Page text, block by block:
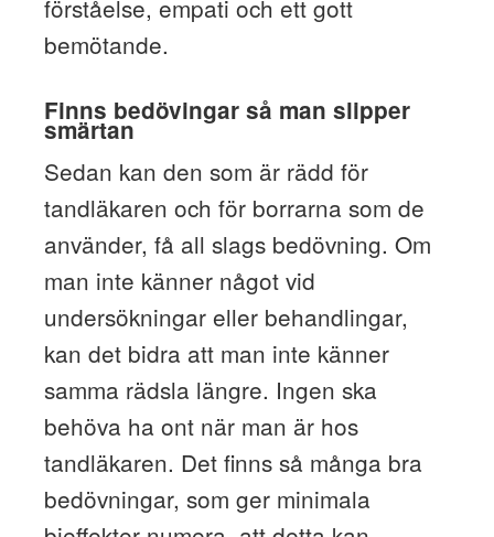
förståelse, empati och ett gott
bemötande.
Finns bedövingar så man slipper
smärtan
Sedan kan den som är rädd för
tandläkaren och för borrarna som de
använder, få all slags bedövning. Om
man inte känner något vid
undersökningar eller behandlingar,
kan det bidra att man inte känner
samma rädsla längre. Ingen ska
behöva ha ont när man är hos
tandläkaren. Det finns så många bra
bedövningar, som ger minimala